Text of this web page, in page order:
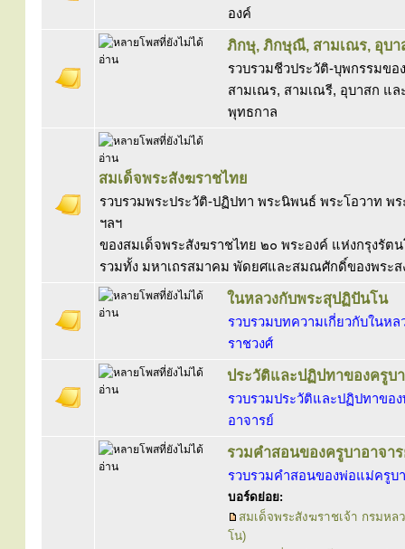
องค์
ภิกษุ, ภิกษุณี, สามเณร, อุบา
รวบรวมชีวประวัติ-บุพกรรมข
สามเณร, สามเณรี, อุบาสก แล
พุทธกาล
สมเด็จพระสังฆราชไทย
รวบรวมพระประวัติ-ปฏิปทา พระนิพนธ์ พระโอวาท พ
ฯลฯ
ของสมเด็จพระสังฆราชไทย ๒๐ พระองค์ แห่งกรุงรัต
รวมทั้ง มหาเถรสมาคม พัดยศและสมณศักดิ์ของพระส
ในหลวงกับพระสุปฏิปันโน
รวบรวมบทความเกี่ยวกับในห
ราชวงศ์
ประวัติและปฏิปทาของครูบ
รวบรวมประวัติและปฏิปทาขอ
อาจารย์
รวมคำสอนของครูบาอาจา
รวบรวมคำสอนของพ่อแม่ครูบ
บอร์ดย่อย:
สมเด็จพระสังฆราชเจ้า กรมห
โน)